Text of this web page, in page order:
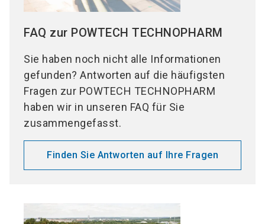
FAQ zur POWTECH TECHNOPHARM
Sie haben noch nicht alle Informationen
gefunden? Antworten auf die häufigsten
Fragen zur POWTECH TECHNOPHARM
haben wir in unseren FAQ für Sie
zusammengefasst.
Finden Sie Antworten auf Ihre Fragen